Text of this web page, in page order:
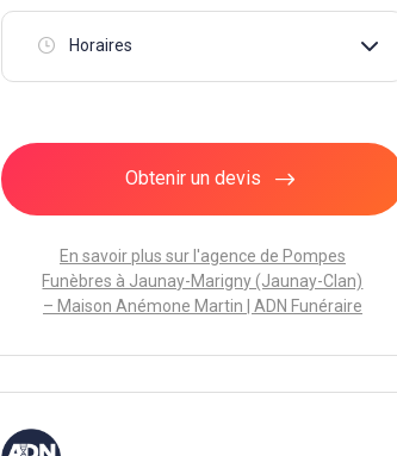
Horaires
Obtenir un devis
En savoir plus sur l'agence de Pompes
Funèbres à Jaunay-Marigny (Jaunay-Clan)
– Maison Anémone Martin | ADN Funéraire